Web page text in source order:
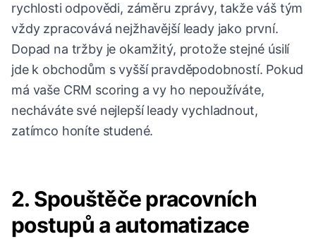
rychlosti odpovědi, záměru zprávy, takže váš tým
vždy zpracovává nejžhavější leady jako první.
Dopad na tržby je okamžitý, protože stejné úsilí
jde k obchodům s vyšší pravděpodobností. Pokud
má vaše CRM scoring a vy ho nepoužíváte,
necháváte své nejlepší leady vychladnout,
zatímco honíte studené.
2. Spouštěče pracovních
postupů a automatizace